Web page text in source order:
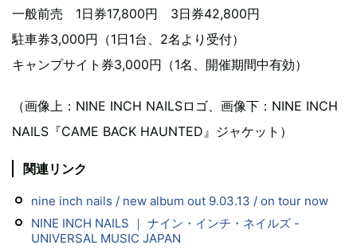
一般前売 1日券17,800円 3日券42,800円
駐車券3,000円（1日1台、2名より受付）
キャンプサイト券3,000円（1名、開催期間中有効）
（画像上：NINE INCH NAILSロゴ、画像下：NINE INCH
NAILS『CAME BACK HAUNTED』ジャケット）
関連リンク
nine inch nails / new album out 9.03.13 / on tour now
NINE INCH NAILS ｜ ナイン・インチ・ネイルズ -
UNIVERSAL MUSIC JAPAN